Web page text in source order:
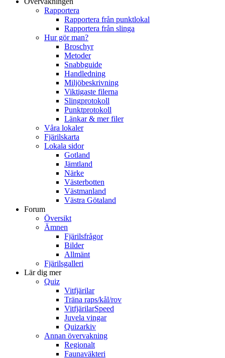
Rapportera
Rapportera från punktlokal
Rapportera från slinga
Hur gör man?
Broschyr
Metoder
Snabbguide
Handledning
Miljöbeskrivning
Viktigaste filerna
Slingprotokoll
Punktprotokoll
Länkar & mer filer
Våra lokaler
Fjärilskarta
Lokala sidor
Gotland
Jämtland
Närke
Västerbotten
Västmanland
Västra Götaland
Forum
Översikt
Ämnen
Fjärilsfrågor
Bilder
Allmänt
Fjärilsgalleri
Lär dig mer
Quiz
Vitfjärilar
Träna raps/kål/rov
VitfjärilarSpeed
Juvela vingar
Quizarkiv
Annan övervakning
Regionalt
Faunaväkteri